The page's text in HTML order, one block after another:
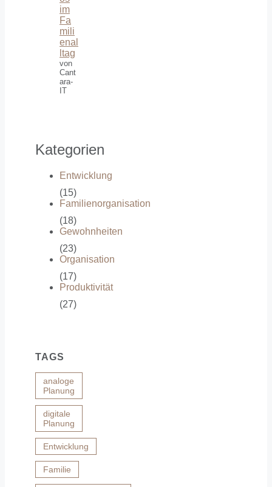
im
Fa
mili
enal
ltag
von
Cant
ara-
IT
Kategorien
Entwicklung
(15)
Familienorganisation
(18)
Gewohnheiten
(23)
Organisation
(17)
Produktivität
(27)
TAGS
analoge
Planung
digitale
Planung
Entwicklung
Familie